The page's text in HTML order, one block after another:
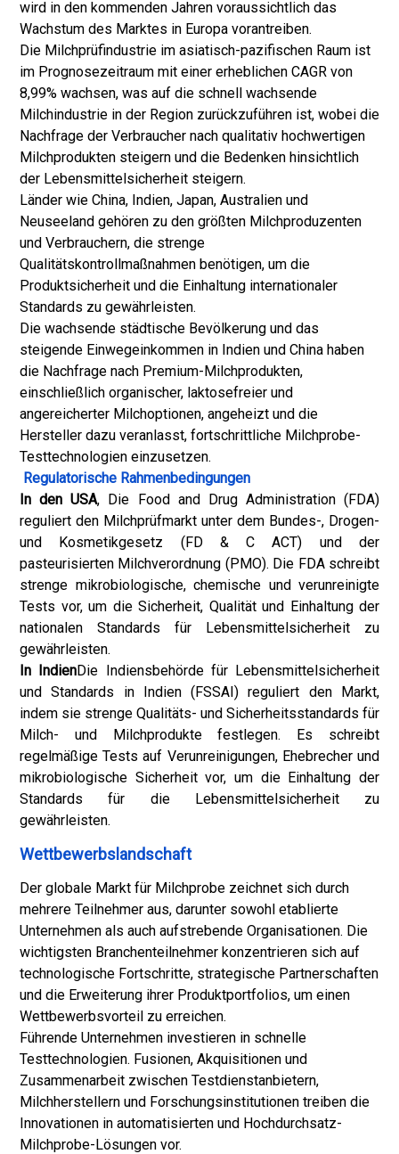
wird in den kommenden Jahren voraussichtlich das
Wachstum des Marktes in Europa vorantreiben.
Die Milchprüfindustrie im asiatisch-pazifischen Raum ist
im Prognosezeitraum mit einer erheblichen CAGR von
8,99% wachsen, was auf die schnell wachsende
Milchindustrie in der Region zurückzuführen ist, wobei die
Nachfrage der Verbraucher nach qualitativ hochwertigen
Milchprodukten steigern und die Bedenken hinsichtlich
der Lebensmittelsicherheit steigern.
Länder wie China, Indien, Japan, Australien und
Neuseeland gehören zu den größten Milchproduzenten
und Verbrauchern, die strenge
Qualitätskontrollmaßnahmen benötigen, um die
Produktsicherheit und die Einhaltung internationaler
Standards zu gewährleisten.
Die wachsende städtische Bevölkerung und das
steigende Einwegeinkommen in Indien und China haben
die Nachfrage nach Premium-Milchprodukten,
einschließlich organischer, laktosefreier und
angereicherter Milchoptionen, angeheizt und die
Hersteller dazu veranlasst, fortschrittliche Milchprobe-
Testtechnologien einzusetzen.
Regulatorische Rahmenbedingungen
In den USA, Die Food and Drug Administration (FDA)
reguliert den Milchprüfmarkt unter dem Bundes-, Drogen-
und Kosmetikgesetz (FD & C ACT) und der
pasteurisierten Milchverordnung (PMO). Die FDA schreibt
strenge mikrobiologische, chemische und verunreinigte
Tests vor, um die Sicherheit, Qualität und Einhaltung der
nationalen Standards für Lebensmittelsicherheit zu
gewährleisten.
In IndienDie Indiensbehörde für Lebensmittelsicherheit
und Standards in Indien (FSSAI) reguliert den Markt,
indem sie strenge Qualitäts- und Sicherheitsstandards für
Milch- und Milchprodukte festlegen. Es schreibt
regelmäßige Tests auf Verunreinigungen, Ehebrecher und
mikrobiologische Sicherheit vor, um die Einhaltung der
Standards für die Lebensmittelsicherheit zu
gewährleisten.
Wettbewerbslandschaft
Der globale Markt für Milchprobe zeichnet sich durch
mehrere Teilnehmer aus, darunter sowohl etablierte
Unternehmen als auch aufstrebende Organisationen. Die
wichtigsten Branchenteilnehmer konzentrieren sich auf
technologische Fortschritte, strategische Partnerschaften
und die Erweiterung ihrer Produktportfolios, um einen
Wettbewerbsvorteil zu erreichen.
Führende Unternehmen investieren in schnelle
Testtechnologien. Fusionen, Akquisitionen und
Zusammenarbeit zwischen Testdienstanbietern,
Milchherstellern und Forschungsinstitutionen treiben die
Innovationen in automatisierten und Hochdurchsatz-
Milchprobe-Lösungen vor.